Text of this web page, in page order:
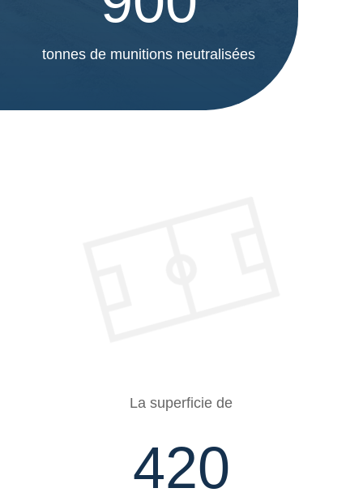
tonnes de munitions neutralisées
La superficie de
420